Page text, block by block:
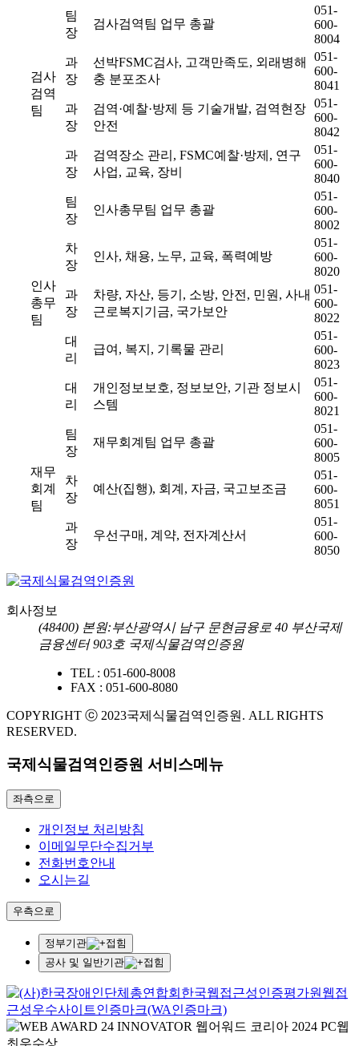
검사
검역
팀
팀
장
검사검역팀 업무 총괄
051-
600-
8004
과
장
선박FSMC검사, 고객만족도, 외래병해
충 분포조사
051-
600-
8041
과
장
검역·예찰·방제 등 기술개발, 검역현장
안전
051-
600-
8042
과
장
검역장소 관리, FSMC예찰·방제, 연구
사업, 교육, 장비
051-
600-
8040
인사
총무
팀
팀
장
인사총무팀 업무 총괄
051-
600-
8002
차
장
인사, 채용, 노무, 교육, 폭력예방
051-
600-
8020
과
장
차량, 자산, 등기, 소방, 안전, 민원, 사내
근로복지기금, 국가보안
051-
600-
8022
대
리
급여, 복지, 기록물 관리
051-
600-
8023
대
리
개인정보보호, 정보보안, 기관 정보시
스템
051-
600-
8021
재무
회계
팀
팀
장
재무회계팀 업무 총괄
051-
600-
8005
차
장
예산(집행), 회계, 자금, 국고보조금
051-
600-
8051
과
장
우선구매, 계약, 전자계산서
051-
600-
8050
회사정보
(48400) 본원:부산광역시 남구 문현금융로 40 부산국제
금융센터 903호 국제식물검역인증원
TEL : 051-600-8008
FAX : 051-600-8080
COPYRIGHT ⓒ 2023국제식물검역인증원. ALL RIGHTS
RESERVED.
국제식물검역인증원 서비스메뉴
좌측으로
개인정보 처리방침
이메일무단수집거부
전화번호안내
오시는길
우측으로
정부기관
접힘
공사 및 일반기관
접힘